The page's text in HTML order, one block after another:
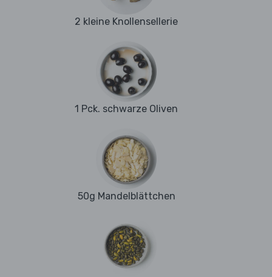
2 kleine Knollensellerie
1 Pck. schwarze Oliven
50g Mandelblättchen